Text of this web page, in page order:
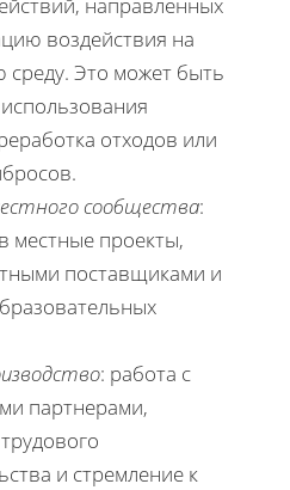
воздействия на
Это может быть
отходов или
сообщества:
местные проекты,
поставщиками и
: работа с
партнерами,
и стремление к